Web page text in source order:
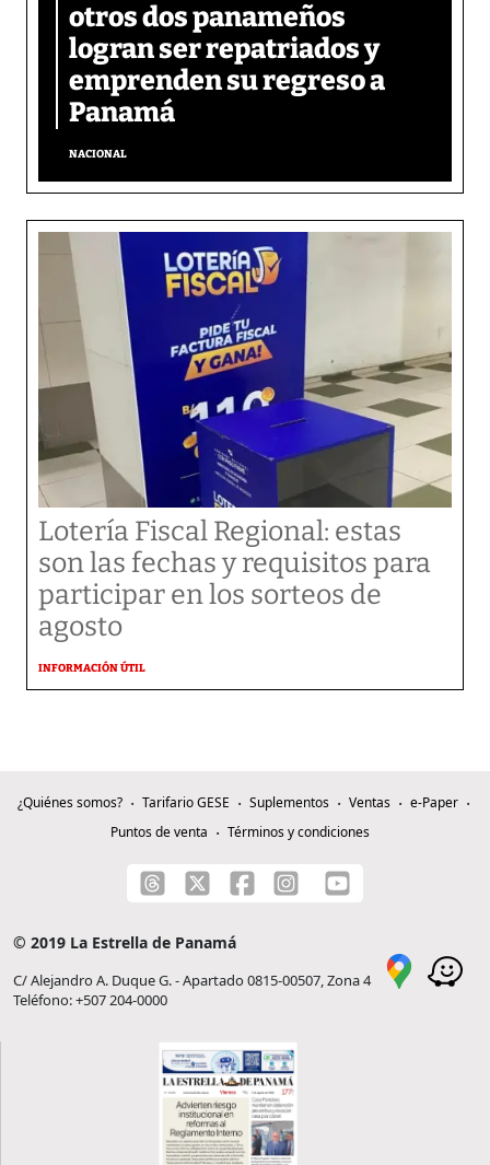
otros dos panameños
logran ser repatriados y
emprenden su regreso a
Panamá
NACIONAL
Lotería Fiscal Regional: estas
son las fechas y requisitos para
participar en los sorteos de
agosto
INFORMACIÓN ÚTIL
¿Quiénes somos? Tarifario GESE Suplementos Ventas
e-Paper
Puntos de venta
Términos y condiciones
© 2019 La Estrella de Panamá
C/ Alejandro A. Duque G. - Apartado 0815-00507, Zona 4
Teléfono: +507 204-0000